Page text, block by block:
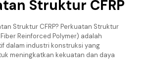
Struktur CFRP
Struktur CFRP? Perkuatan Struktur
Fiber Reinforced Polymer) adalah
dalam industri konstruksi yang
meningkatkan kekuatan dan daya